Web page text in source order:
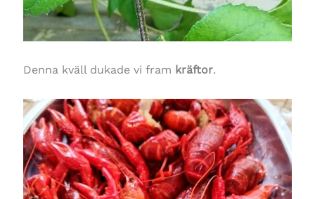
Denna kväll dukade vi fram kräftor.